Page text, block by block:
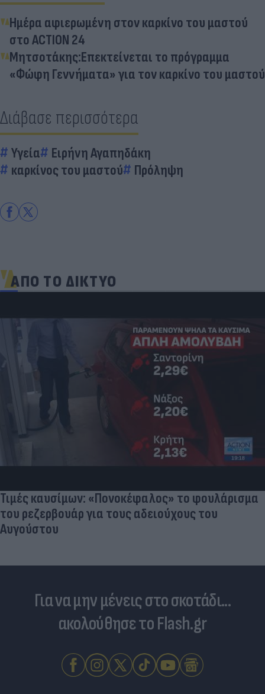
Ημέρα αφιερωμένη στον καρκίνο του μαστού
στο ACTION 24
Μητσοτάκης:Επεκτείνεται το πρόγραμμα
«Φώφη Γεννήματα» για τον καρκίνο του μαστού
Διάβασε περισσότερα
Υγεία
Ειρήνη Αγαπηδάκη
καρκίνος του μαστού
Πρόληψη
ΑΠΟ ΤΟ ΔΙΚΤΥΟ
Η μάχη των προορισμών: Πιο οικονομικά για
οικογένειες το ταξίδι των διακοπών με
Για να μην μένεις στο σκοτάδι...
ακολούθησε το Flash.gr